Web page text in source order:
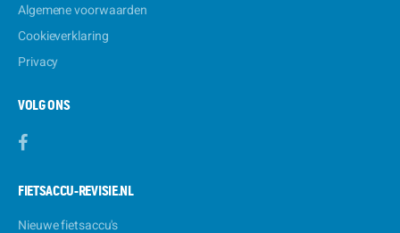
Algemene voorwaarden
Cookieverklaring
Privacy
VOLG ONS
FIETSACCU-REVISIE.NL
Nieuwe fietsaccu's